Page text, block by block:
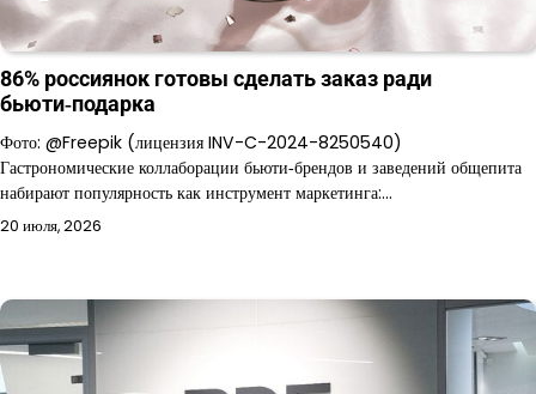
86% россиянок готовы сделать заказ ради
бьюти‑подарка
Фото: @Freepik (лицензия INV-C-2024-8250540)
Гастрономические коллаборации бьюти‑брендов и заведений общепита
набирают популярность как инструмент маркетинга:…
20 июля, 2026